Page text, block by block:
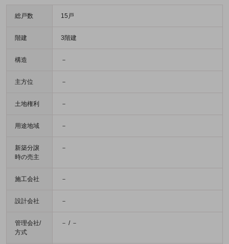
総戸数 15戸
階建 3階建
構造 －
主方位 －
土地権利 －
用途地域 －
新築分譲
時の売主
－
施工会社 －
設計会社 －
管理会社/
方式
－ / －